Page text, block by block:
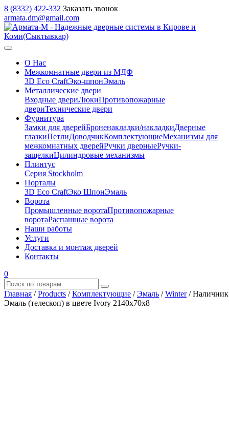
8 (8332) 422-332 Заказать звонок
armata.dm@gmail.com
О Нас
Межкомнатные двери из МДФ
3D Eco CraftЭко-шпонЭмаль
Металлические двери
Входные двериЛюкиПротивопожарные
двериТехнические двери
Фурнитура
Замки для дверейБроненакладки/накладкиДверные
глазкиПетлиДоводчикКомплектующиеМеханизмы для
межкомнатных дверейРучки дверныеРучки-
защелкиЦилиндровые механизмы
Плинтус
Серия Stockholm
Порталы
3D Eco CraftЭко ШпонЭмаль
Ворота
Промышленные воротаПротивопожарные
воротаРаспашные ворота
Наши работы
Услуги
Доставка и монтаж дверей
Контакты
0
Главная /Products /Комплектующие /Эмаль /Winter/Наличник
Эмаль (телескоп) в цвете Ivory 2140x70x8